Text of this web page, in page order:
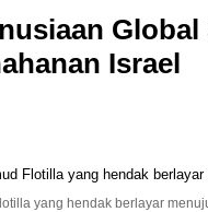
Israel
yang hendak berlayar